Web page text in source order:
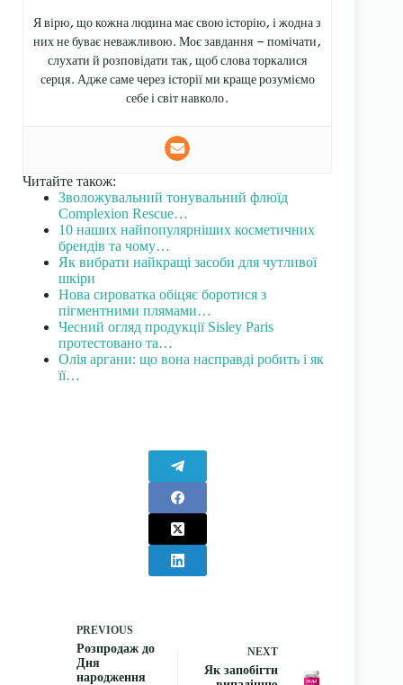
Я вірю, що кожна людина має свою історію, і жодна з
них не буває неважливою. Моє завдання — помічати,
слухати й розповідати так, щоб слова торкалися
серця. Адже саме через історії ми краще розуміємо
себе і світ навколо.
Читайте також:
Зволожувальний тонувальний флюїд
Complexion Rescue…
10 наших найпопулярніших косметичних
брендів та чому…
Як вибрати найкращі засоби для чутливої
шкіри
Нова сироватка обіцяє боротися з
пігментними плямами…
Чесний огляд продукції Sisley Paris
протестовано та…
Олія аргани: що вона насправді робить і як
її…
PREVIOUS
Розпродаж до
Дня
народження
NEXT
Як запобігти